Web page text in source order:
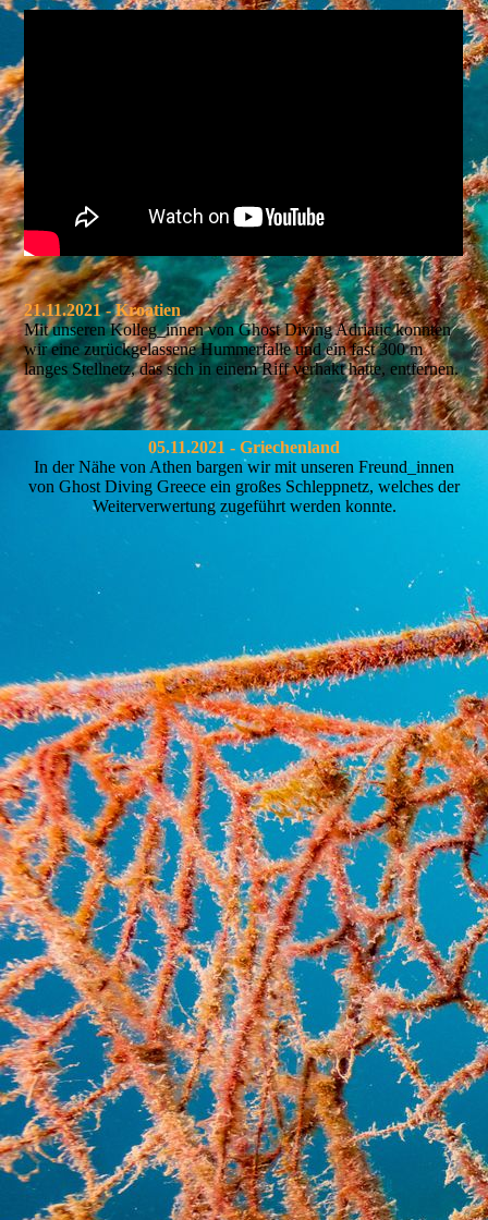
21.11.2021 - Kroatien
Mit unseren Kolleg_innen von Ghost Diving Adriatic konnten
wir eine zurückgelassene Hummerfalle und ein fast 300 m
langes Stellnetz, das sich in einem Riff verhakt hatte, entfernen.
05.11.2021 - Griechenland
In der Nähe von Athen bargen wir mit unseren Freund_innen
von Ghost Diving Greece ein großes Schleppnetz, welches der
Weiterverwertung zugeführt werden konnte.